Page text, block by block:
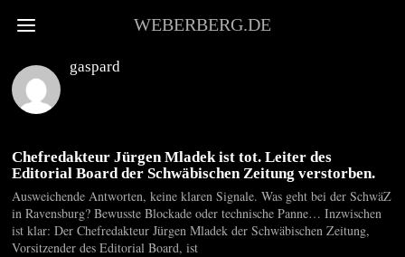
WEBERBERG.DE
gaspard
Chefredakteur Jürgen Mladek ist tot. Leiter des
Editorial Board der Schwäbischen Zeitung verstorben.
Ausweichende Antworten, keine klaren Signale. Was geht bei der SchwäZ
in Ravensburg? Bewusste Blockade oder technische Panne… Inzwischen
ist klar: Der Chefredakteur Jürgen Mladek der Schwäbischen Zeitung,
Vorsitzender des Editorial Board, ist